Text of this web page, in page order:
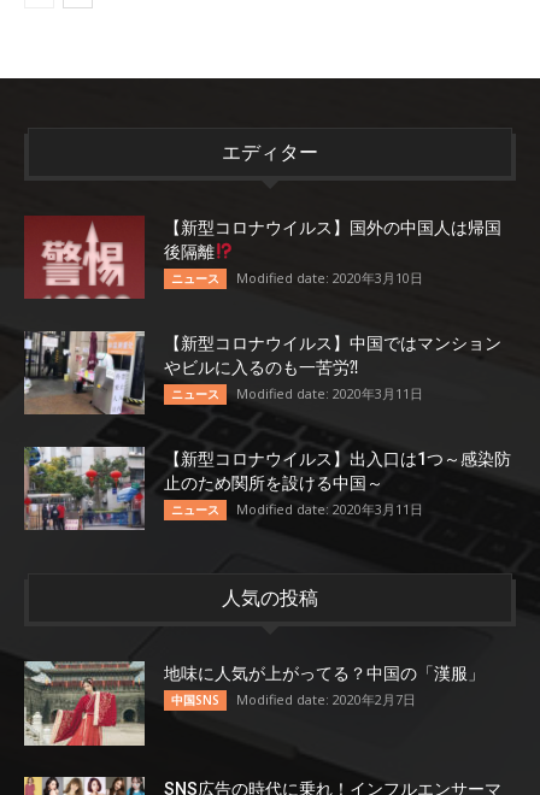
エディター
【新型コロナウイルス】国外の中国人は帰国
後隔離
ニュース Modified date: 2020年3月10日
【新型コロナウイルス】中国ではマンション
やビルに入るのも一苦労⁈
ニュース Modified date: 2020年3月11日
【新型コロナウイルス】出入口は1つ～感染防
止のため関所を設ける中国～
ニュース Modified date: 2020年3月11日
人気の投稿
地味に人気が上がってる？中国の「漢服」
中国SNS Modified date: 2020年2月7日
SNS広告の時代に乗れ！インフルエンサーマ